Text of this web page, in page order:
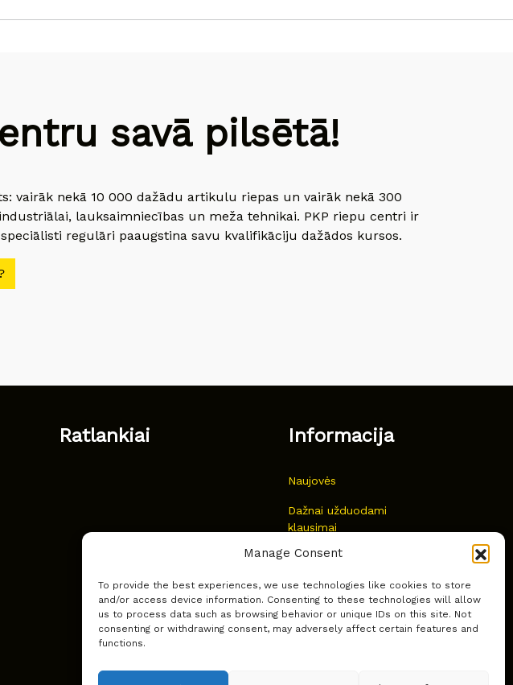
Manage Consent
To provide the best experiences, we use technologies like cookies to store
and/or access device information. Consenting to these technologies will allow
us to process data such as browsing behavior or unique IDs on this site. Not
consenting or withdrawing consent, may adversely affect certain features and
functions.
savā pilsētā!
vairāk nekā 10 000 dažādu artikulu riepas un vairāk nekā 300
lauksaimniecības un meža tehnikai. PKP riepu centri ir
regulāri paaugstina savu kvalifikāciju dažādos kursos.
Ratlankiai Informacija
Naujovės
Dažnai užduodami
klausimai
Kur nusipirkti?
Privatumas